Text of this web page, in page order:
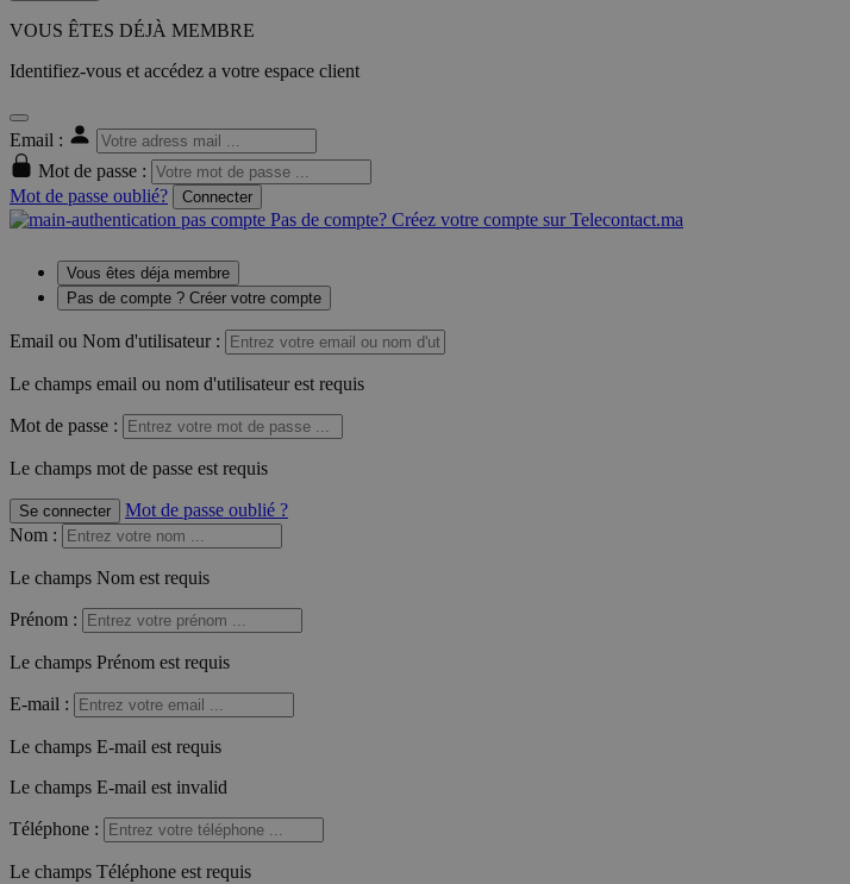
VOUS ÊTES DÉJÀ MEMBRE
Identifiez-vous et accédez a votre espace client
Email :
Mot de passe :
Mot de passe oublié?
Connecter
Pas de compte? Créez votre compte sur Telecontact.ma
Vous êtes déja membre
Pas de compte ? Créer votre compte
Email ou Nom d'utilisateur :
Le champs email ou nom d'utilisateur est requis
Mot de passe :
Le champs mot de passe est requis
Se connecter
Mot de passe oublié ?
Nom :
Le champs Nom est requis
Prénom :
Le champs Prénom est requis
E-mail :
Le champs E-mail est requis
Le champs E-mail est invalid
Téléphone :
Le champs Téléphone est requis